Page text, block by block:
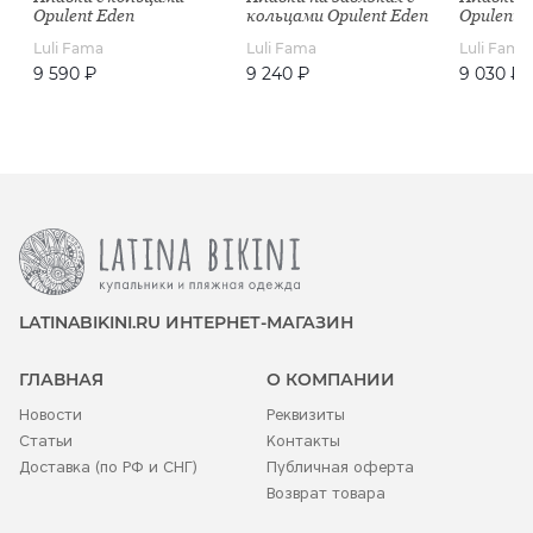
Opulent Eden
Luli Fama
9 590 ₽
кольцами Opulent Eden
Luli Fama
9 240 ₽
Opulent
Luli Fama
9 030 ₽
LATINABIKINI.RU ИНТЕРНЕТ-МАГАЗИН
ГЛАВНАЯ
Новости
Статьи
Доставка (по РФ и СНГ)
О КОМПАНИИ
Реквизиты
Контакты
Публичная оферта
Возврат товара